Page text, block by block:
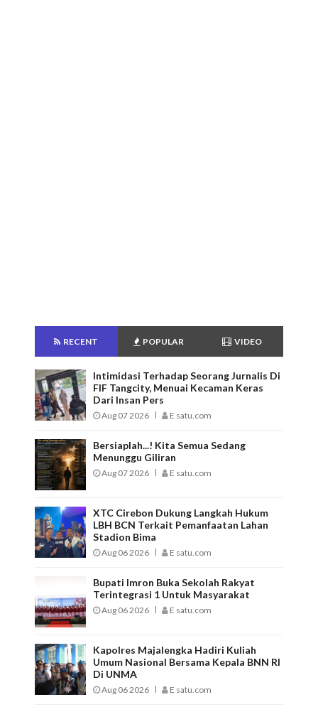
RECENT POPULAR VIDEO
Intimidasi Terhadap Seorang Jurnalis Di
FIF Tangcity, Menuai Kecaman Keras
Dari Insan Pers
Aug 07 2026 E satu.com
Bersiaplah...! Kita Semua Sedang
Menunggu Giliran
Aug 07 2026 E satu.com
XTC Cirebon Dukung Langkah Hukum
LBH BCN Terkait Pemanfaatan Lahan
Stadion Bima
Aug 06 2026 E satu.com
Bupati Imron Buka Sekolah Rakyat
Terintegrasi 1 Untuk Masyarakat
Aug 06 2026 E satu.com
Kapolres Majalengka Hadiri Kuliah
Umum Nasional Bersama Kepala BNN RI
Di UNMA
Aug 06 2026 E satu.com